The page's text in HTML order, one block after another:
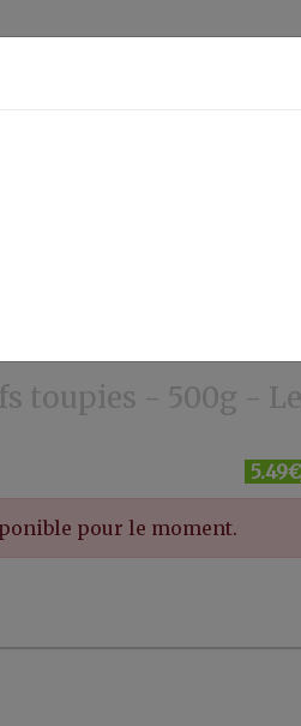
toupies - 500g -
pour le moment.